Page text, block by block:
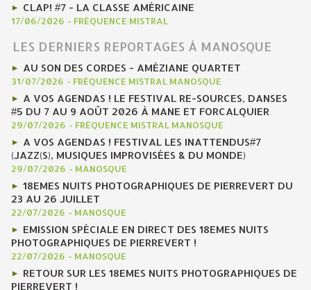
CLAP! #7 - LA CLASSE AMÉRICAINE
17/06/2026 - FRÉQUENCE MISTRAL
LES DERNIERS REPORTAGES À MANOSQUE
AU SON DES CORDES - AMÉZIANE QUARTET
31/07/2026 - FRÉQUENCE MISTRAL MANOSQUE
A VOS AGENDAS ! LE FESTIVAL RE-SOURCES, DANSES
#5 DU 7 AU 9 AOÛT 2026 À MANE ET FORCALQUIER
29/07/2026 - FRÉQUENCE MISTRAL MANOSQUE
A VOS AGENDAS ! FESTIVAL LES INATTENDUS#7
(JAZZ(S), MUSIQUES IMPROVISÉES & DU MONDE)
29/07/2026 - MANOSQUE
18EMES NUITS PHOTOGRAPHIQUES DE PIERREVERT DU
23 AU 26 JUILLET
22/07/2026 - MANOSQUE
EMISSION SPÉCIALE EN DIRECT DES 18EMES NUITS
PHOTOGRAPHIQUES DE PIERREVERT !
22/07/2026 - MANOSQUE
RETOUR SUR LES 18EMES NUITS PHOTOGRAPHIQUES DE
PIERREVERT !